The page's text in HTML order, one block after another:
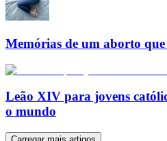
Memórias de um aborto
Leão XIV para jovens
o mundo